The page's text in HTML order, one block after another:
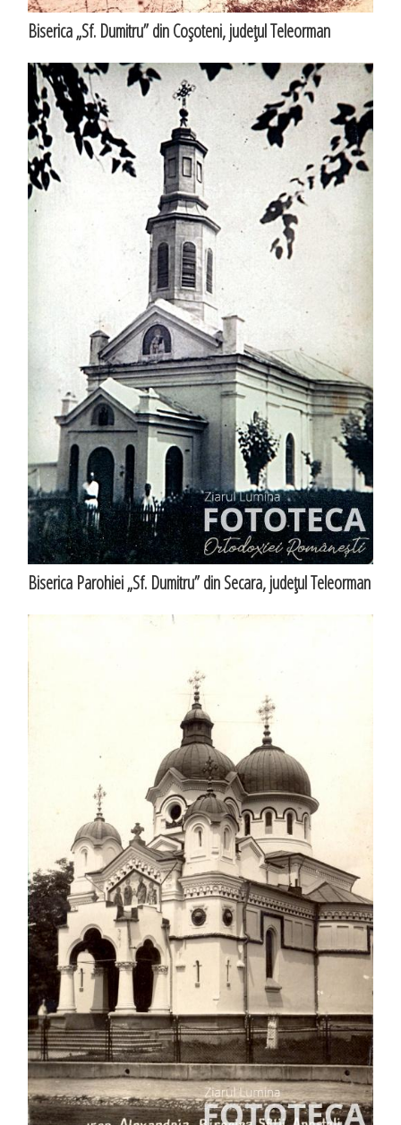
Biserica „Sf. Dumitru” din Coşoteni, judeţul Teleorman
Biserica Parohiei „Sf. Dumitru” din Secara, judeţul Teleorman